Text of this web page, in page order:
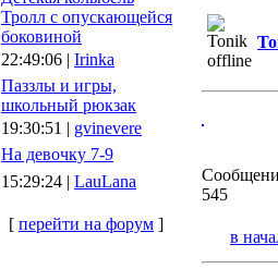
Тролл с опускающейся
боковиной
22:49:06 | Irinka
Паззлы и игры,
школьный рюкзак
19:30:51 | gvinevere
Hа девочку 7-9
15:29:24 | LauLana
[ перейти на форум ]
545
в